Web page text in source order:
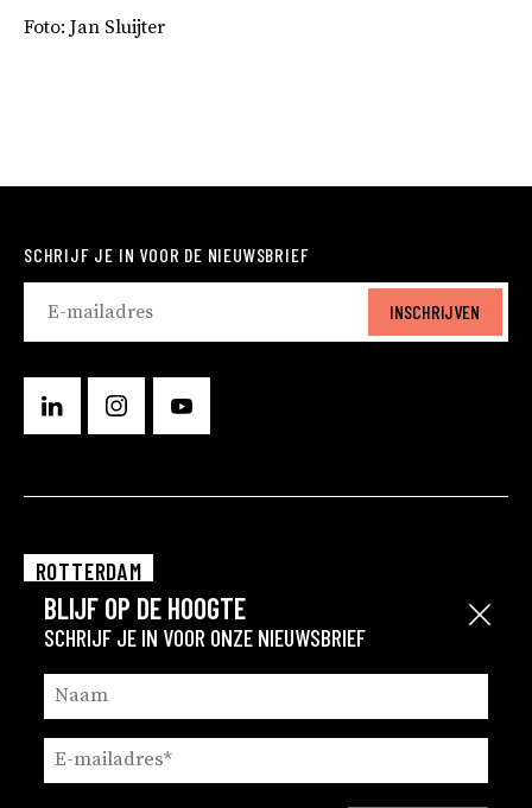
Foto: Jan Sluijter
Sluit
BLIJF OP DE HOOGTE
SCHRIJF JE IN VOOR ONZE NIEUWSBRIEF
SCHRIJF JE IN VOOR DE NIEUWSBRIEF
INSCHRIJVEN
ROTTERDAM
EINDHOVEN
GRONINGEN